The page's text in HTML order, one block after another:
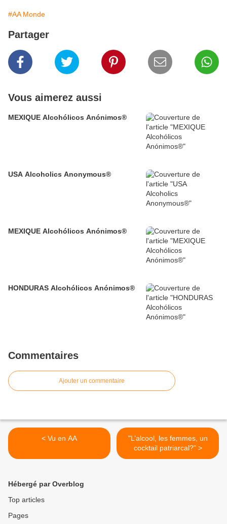
#AA Monde
Partager
Vous aimerez aussi
MEXIQUE Alcohólicos Anónimos®
USA Alcoholics Anonymous®
MEXIQUE Alcohólicos Anónimos®
HONDURAS Alcohólicos Anónimos®
Commentaires
Ajouter un commentaire
< Vu en AA
"L’alcool, les femmes, un
cocktail patriarcal?" >
Hébergé par Overblog
Top articles
Pages